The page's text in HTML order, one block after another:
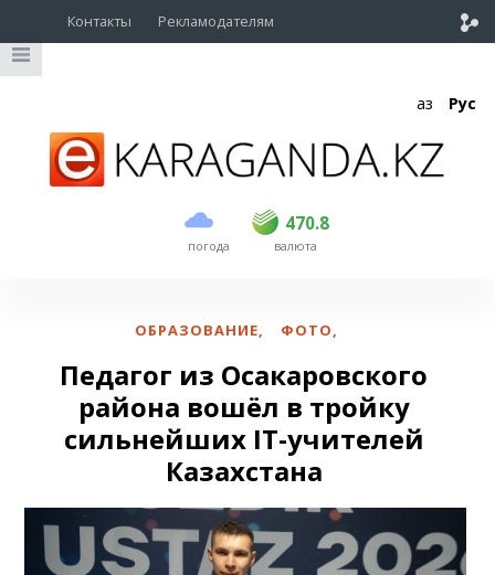
Контакты Рекламодателям
Қаз Рус
погода
470.8
USD 468.5 470.8
EUR валюта
ОБРАЗОВАНИЕ, ФОТО,
Педагог из Осакаровского
района вошёл в тройку
сильнейших IT-учителей
Казахстана